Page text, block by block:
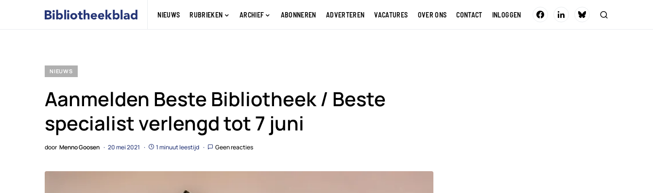
NIEUWS RUBRIEKEN ARCHIEF ABONNEREN ADVERTEREN VACATURES OVER ONS CONTACT INLOGGEN
NIEUWS
Aanmelden Beste Bibliotheek / Beste
specialist verlengd tot 7 juni
door Menno Goosen 20 mei 2021 1 minuut leestijd Geen reacties